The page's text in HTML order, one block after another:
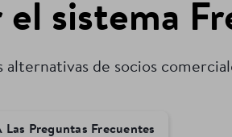
sistema
alternativas de socios
Las Preguntas Frecuentes